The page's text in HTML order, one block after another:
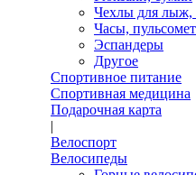
Чехлы для лыж,
Часы,
Эспандеры
Другое
Спортивное питание
Спортивная медицина
Подарочная карта
|
Велоспорт
Велосипеды